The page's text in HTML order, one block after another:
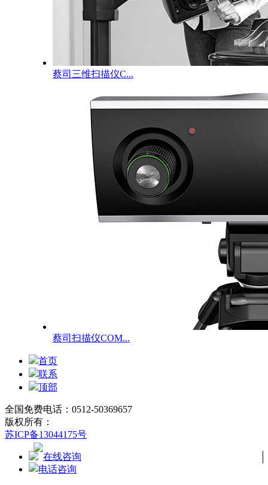
蔡司三维扫描仪C...
蔡司扫描仪COM...
首页
联系
顶部
全国免费电话：0512-50369657
版权所有：
苏ICP备13044175号
在线咨询
电话咨询